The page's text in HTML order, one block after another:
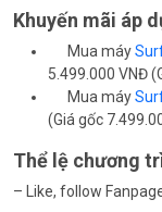
Khuyến mãi áp
Mua máy
5.499.000 VNĐ
Mua máy
(Giá gốc
Thể lệ chương
– Like, follow